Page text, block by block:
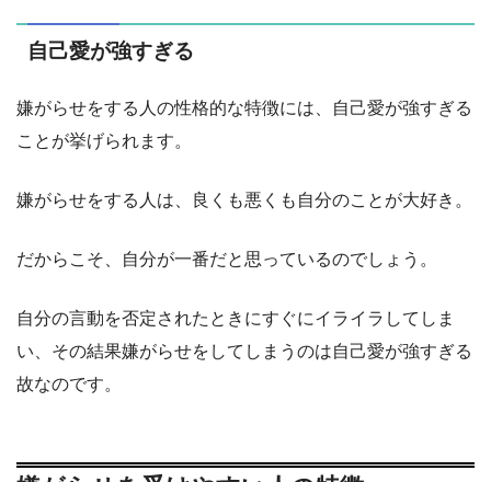
自己愛が強すぎる
嫌がらせをする人の性格的な特徴には、自己愛が強すぎる
ことが挙げられます。
嫌がらせをする人は、良くも悪くも自分のことが大好き。
だからこそ、自分が一番だと思っているのでしょう。
自分の言動を否定されたときにすぐにイライラしてしま
い、その結果嫌がらせをしてしまうのは自己愛が強すぎる
故なのです。